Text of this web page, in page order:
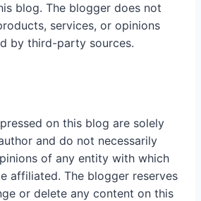
blog. The blogger does not
services, or opinions
by third-party sources.
on this blog are solely
and do not necessarily
of any entity with which
affiliated. The blogger reserves
or delete any content on this